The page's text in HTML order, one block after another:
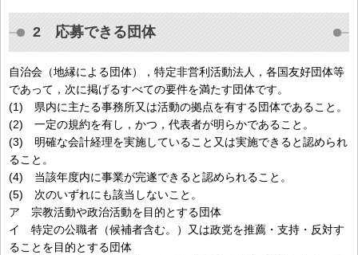
2 応募できる団体
自治会（地縁による団体），特定非営利活動法人，各国友好団体等
であって，次に掲げるすべての要件を満たす団体です。
(1) 県内に主たる事務所又は活動の拠点を有する団体であること。
(2) 一定の規約を有し，かつ，代表者が明らかであること。
(3) 明確な会計経理を実施していること又は実施できると認められ
ること。
(4) 当該年度内に事業が完遂できると認められること。
(5) 次のいずれにも該当しないこと。
ア 宗教活動や政治活動を目的とする団体
イ 特定の公職者（候補者含む。）又は政党を推薦・支持・反対す
ることを目的とする団体